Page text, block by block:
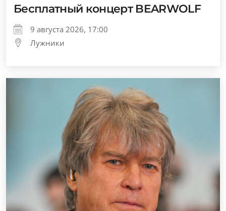
Бесплатный концерт BEARWOLF
9 августа 2026, 17:00
Лужники